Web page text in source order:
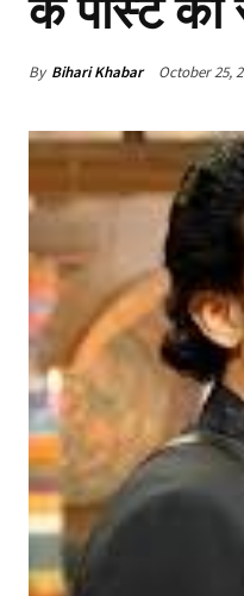
के पोस्ट की
By Bihari Khabar October 25,